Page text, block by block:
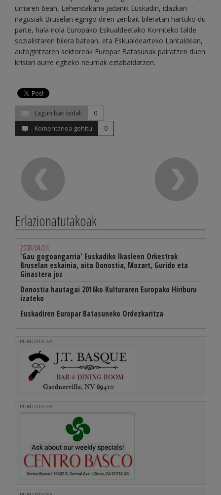
urriaren 6ean, Lehendakaria jadanik Euskadin, idazkari
nagusiak Bruselan egingo diren zenbait bileratan hartuko du
parte, hala nola Europako Eskualdeetako Komiteko talde
sozialistaren bilera batean, eta Eskualdearteko Lantaldean,
autogintzaren sektoreak Europar Batasunak pairatzen duen
krisiari aurre egiteko neurriak eztabaidatzen.
Lagun bati bidali
0
Komentarioa gehitu
0
Erlazionatutakoak
2008/04/24
'Gau gogoangarria' Euskadiko Ikasleen Orkestrak
Bruselan eskainia, aita Donostia, Mozart, Gurido eta
Ginastera joz
Donostia hautagai 2016ko Kulturaren Europako Hiriburu
izateko
Euskadiren Europar Batasuneko Ordezkaritza
PUBLIZITATEA
PUBLIZITATEA